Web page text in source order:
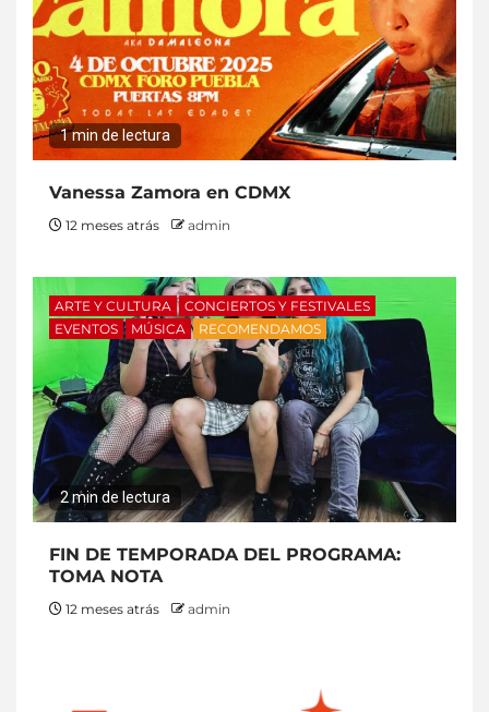
1 min de lectura
Vanessa Zamora en CDMX
12 meses atrás admin
ARTE Y CULTURA
CONCIERTOS Y FESTIVALES
EVENTOS
MÚSICA RECOMENDAMOS
2 min de lectura
FIN DE TEMPORADA DEL PROGRAMA:
TOMA NOTA
12 meses atrás admin